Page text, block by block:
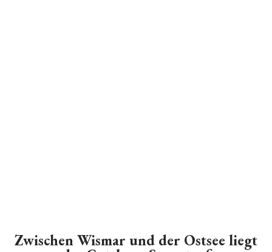
Zwischen Wismar und der Ostsee liegt